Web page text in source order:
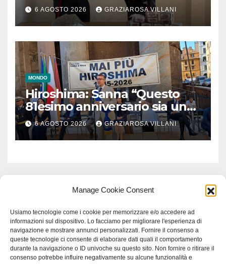
Manage Cookie Consent
Usiamo tecnologie come i cookie per memorizzare e/o accedere ad
informazioni sul dispositivo. Lo facciamo per migliorare l'esperienza di
navigazione e mostrare annunci personalizzati. Fornire il consenso a
queste tecnologie ci consente di elaborare dati quali il comportamento
durante la navigazione o ID univoche su questo sito. Non fornire o ritirare il
consenso potrebbe influire negativamente su alcune funzionalità e
6 AGOSTO 2026 GRAZIAROSA VILLANI
MONDO
Hiroshima: Sanna “Questo
81esimo anniversario sia un
monito per tutti”
6 AGOSTO 2026 GRAZIAROSA VILLANI